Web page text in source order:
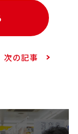
次の記事